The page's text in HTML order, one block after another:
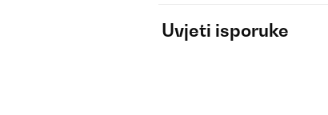
Uvjeti isporuke